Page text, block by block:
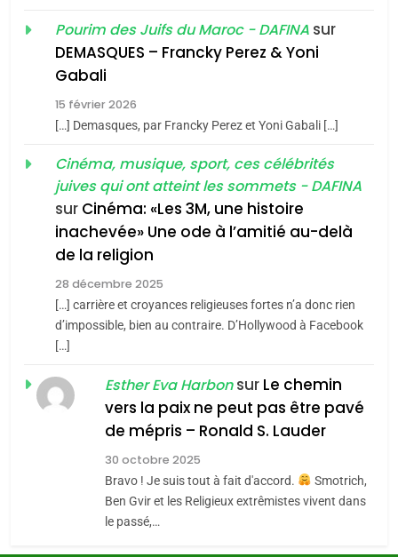
Oeil ravageur – Vanessa
De Loya Stauber
«Tu dis génocide, je dis
guerre»: La nouvelle
chanson de Boy George
ISRAÉL JUDAISME
Accords d’Isaac:
l’alliance pourrait
s’étendre à 13 pays
d’Amérique latine
ISRAÉL JUDAISME
2025, l’année la plus
meurtrière selon le
Pourim des Juifs du Maroc - DAFINA sur
DEMASQUES – Francky Perez & Yoni
Gabali
15 février 2026
[…] Demasques, par Francky Perez et Yoni Gabali […]
Cinéma, musique, sport, ces célébrités
juives qui ont atteint les sommets - DAFINA
sur Cinéma: «Les 3M, une histoire
inachevée» Une ode à l’amitié au-delà
de la religion
28 décembre 2025
[…] carrière et croyances religieuses fortes n’a donc rien
d’impossible, bien au contraire. D’Hollywood à Facebook
[…]
Esther Eva Harbonsur Le chemin
vers la paix ne peut pas être pavé
de mépris – Ronald S. Lauder
30 octobre 2025
Bravo ! Je suis tout à fait d'accord.
Smotrich,
Ben Gvir et les Religieux extrêmistes vivent dans
le passé,…
meurtrière selon le rapport
l’antisémitisme
FIÈRE, DIGNE ET RÉSILIENTE :
POURQUOI JE REVENDIQUE
MA JUDAÏTE par Thérèse
Zrihen-Dvir
ISRAÉL
CE QUI NOUS MANQUE –
JUDAISME
Maroc : Les amandes de
Tafraout, le miel de Tadla
Azilal consacrés produits
du terroir
DAFINA MAROC